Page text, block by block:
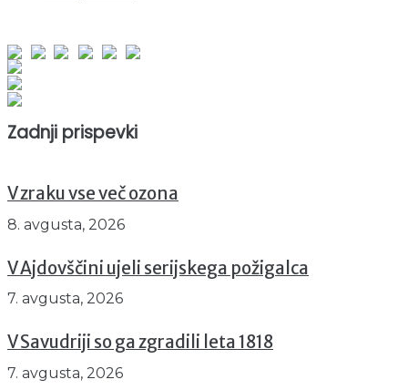
Zadnji prispevki
V zraku vse več ozona
8. avgusta, 2026
V Ajdovščini ujeli serijskega požigalca
7. avgusta, 2026
V Savudriji so ga zgradili leta 1818
7. avgusta, 2026